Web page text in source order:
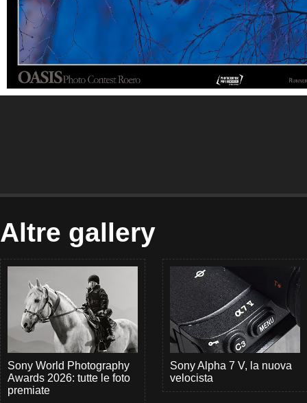
Altre gallery
Sony World Photography
Awards 2026: tutte le foto
premiate
Sony Alpha 7 V, la nuova
velocista